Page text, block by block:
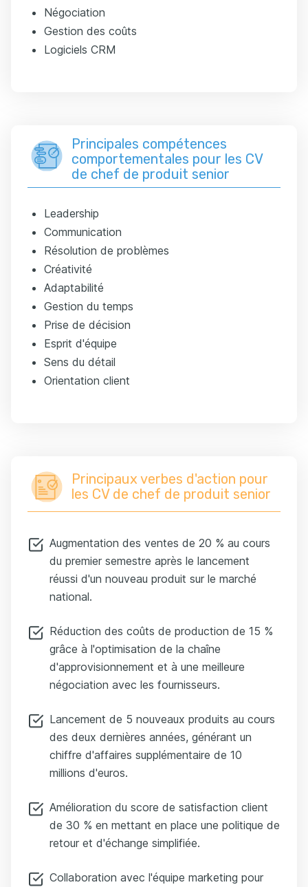
Négociation
Gestion des coûts
Logiciels CRM
Principales compétences
comportementales pour les CV
de chef de produit senior
Leadership
Communication
Résolution de problèmes
Créativité
Adaptabilité
Gestion du temps
Prise de décision
Esprit d'équipe
Sens du détail
Orientation client
Principaux verbes d'action pour
les CV de chef de produit senior
Augmentation des ventes de 20 % au cours
du premier semestre après le lancement
réussi d'un nouveau produit sur le marché
national.
Réduction des coûts de production de 15 %
grâce à l'optimisation de la chaîne
d'approvisionnement et à une meilleure
négociation avec les fournisseurs.
Lancement de 5 nouveaux produits au cours
des deux dernières années, générant un
chiffre d'affaires supplémentaire de 10
millions d'euros.
Amélioration du score de satisfaction client
de 30 % en mettant en place une politique de
retour et d'échange simplifiée.
Collaboration avec l'équipe marketing pour